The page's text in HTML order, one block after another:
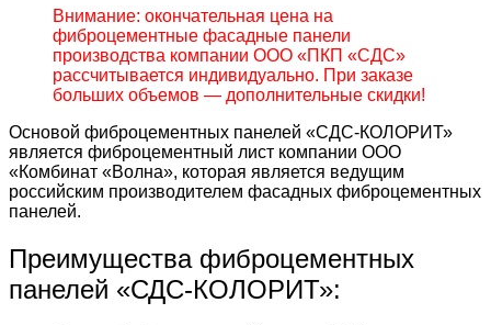
Внимание: окончательная цена на
фиброцементные фасадные панели
производства компании ООО «ПКП «СДС»
рассчитывается индивидуально. При заказе
больших объемов — дополнительные скидки!
Основой фиброцементных панелей «СДС-КОЛОРИТ»
является фиброцементный лист компании ООО
«Комбинат «Волна», которая является ведущим
российским производителем фасадных фиброцементных
панелей.
Преимущества фиброцементных
панелей «СДС-КОЛОРИТ»: